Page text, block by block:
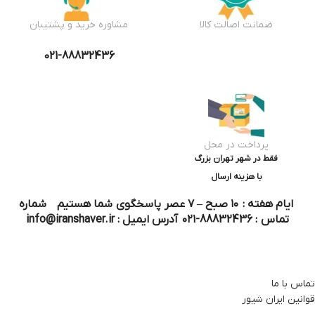
ضمانت اصالت کالا مشاوره خرید و پشتیبان
021-88832436
پرداخت در محل
فقط در شهر تهران بزرگ
با هزینه ارسال
ایام هفته : ۱۰ صبح – ۷ عصر پاسخگوی شما هستیم شماره
تماس : 88832436-۰۲۱ آدرس ایمیل : info@iranshaver.ir
تماس با ما
قوانین ایران شیور